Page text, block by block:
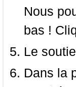
Nous
bas !
Le
Dans la